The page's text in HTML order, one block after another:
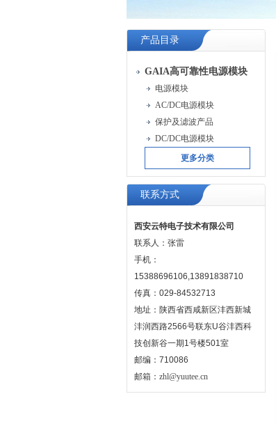
产品目录
GAIA高可靠性电源模块
电源模块
AC/DC电源模块
保护及滤波产品
DC/DC电源模块
更多分类
联系方式
西安云特电子技术有限公司
联系人：张雷
手机：
15388696106,13891838710
传真：029-84532713
地址：陕西省西咸新区沣西新城
沣润西路2566号联东U谷沣西科
技创新谷一期1号楼501室
邮编：710086
邮箱： zhl@yuutee.cn